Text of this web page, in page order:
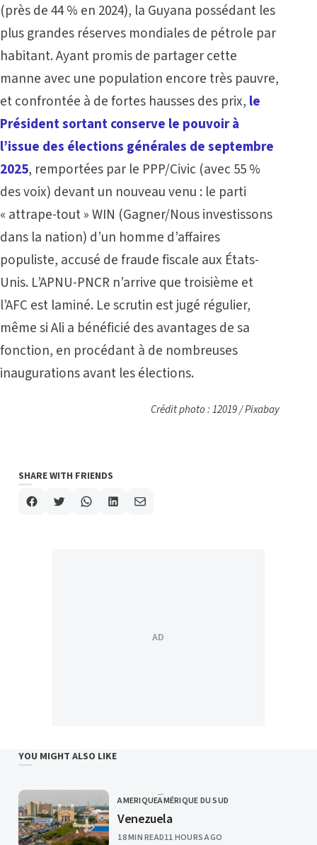
(près de 44 % en 2024), la Guyana possédant les
plus grandes réserves mondiales de pétrole par
habitant. Ayant promis de partager cette
manne avec une population encore très pauvre,
et confrontée à de fortes hausses des prix, le
Président sortant conserve le pouvoir à
l’issue des élections générales de septembre
2025, remportées par le PPP/Civic (avec 55 %
des voix) devant un nouveau venu : le parti
« attrape-tout » WIN (Gagner/Nous investissons
dans la nation) d’un homme d’affaires
populiste, accusé de fraude fiscale aux États-
Unis. L’APNU-PNCR n’arrive que troisième et
l’AFC est laminé. Le scrutin est jugé régulier,
même si Ali a bénéficié des avantages de sa
fonction, en procédant à de nombreuses
inaugurations avant les élections.
Crédit photo : 12019 / Pixabay
SHARE WITH FRIENDS
YOU MIGHT ALSO LIKE
CATEGORY
AMERIQUEAMÉRIQUE DU SUD
Venezuela
18 MIN READPUBLISHED
11 HOURS AGO